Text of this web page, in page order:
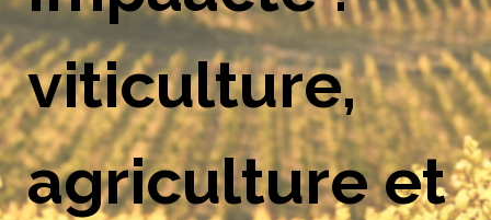
viticulture,
agriculture et